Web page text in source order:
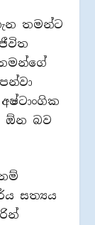
තමන්ට
ඕන බව
සත්‍යය